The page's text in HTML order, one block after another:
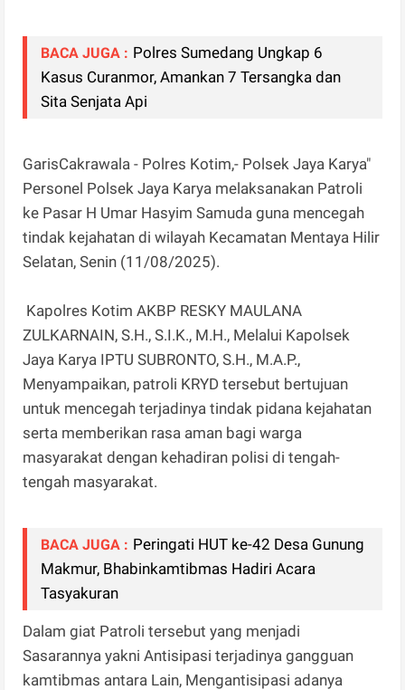
BACA JUGA : Polres Sumedang Ungkap 6
Kasus Curanmor, Amankan 7 Tersangka dan
Sita Senjata Api
GarisCakrawala - Polres Kotim,- Polsek Jaya Karya"
Personel Polsek Jaya Karya melaksanakan Patroli
ke Pasar H Umar Hasyim Samuda guna mencegah
tindak kejahatan di wilayah Kecamatan Mentaya Hilir
Selatan, Senin (11/08/2025).
Kapolres Kotim AKBP RESKY MAULANA
ZULKARNAIN, S.H., S.I.K., M.H., Melalui Kapolsek
Jaya Karya IPTU SUBRONTO, S.H., M.A.P.,
Menyampaikan, patroli KRYD tersebut bertujuan
untuk mencegah terjadinya tindak pidana kejahatan
serta memberikan rasa aman bagi warga
masyarakat dengan kehadiran polisi di tengah-
tengah masyarakat.
BACA JUGA : Peringati HUT ke-42 Desa Gunung
Makmur, Bhabinkamtibmas Hadiri Acara
Tasyakuran
Dalam giat Patroli tersebut yang menjadi
Sasarannya yakni Antisipasi terjadinya gangguan
kamtibmas antara Lain, Mengantisipasi adanya